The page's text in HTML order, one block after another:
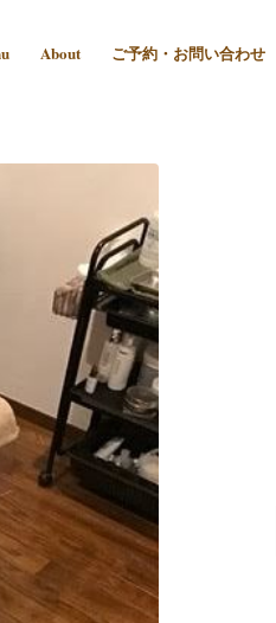
About ご予約・お問い合わせ